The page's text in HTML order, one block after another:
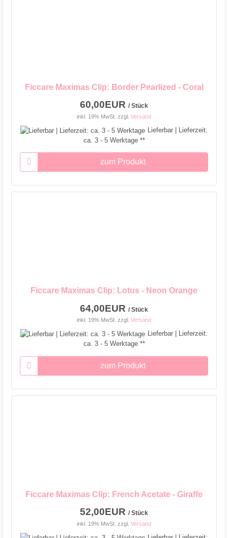
Ficcare Maximas Clip: Border Pearlized - Coral
60,00EUR / Stück
inkl. 19% MwSt. zzgl. Versand
Lieferbar | Lieferzeit:
ca. 3 - 5 Werktage **
zum Produkt
Ficcare Maximas Clip: Lotus - Neon Orange
64,00EUR / Stück
inkl. 19% MwSt. zzgl. Versand
Lieferbar | Lieferzeit:
ca. 3 - 5 Werktage **
zum Produkt
Ficcare Maximas Clip: French Acetate - Giraffe
52,00EUR / Stück
inkl. 19% MwSt. zzgl. Versand